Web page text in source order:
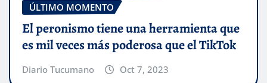
ÚLTIMO MOMENTO
El peronismo tiene una herramienta que
es mil veces más poderosa que el TikTok
Diario Tucumano Oct 7, 2023